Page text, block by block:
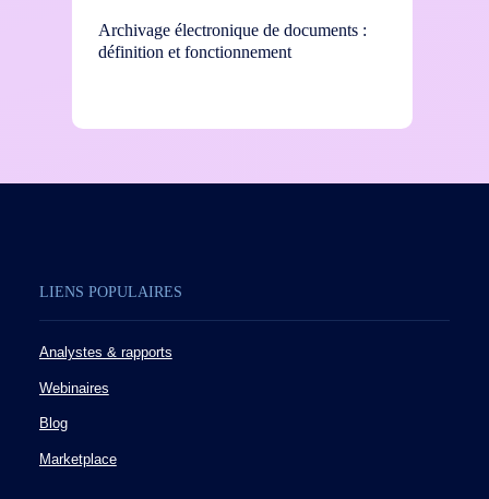
Archivage électronique de documents :
définition et fonctionnement
LIENS POPULAIRES
Analystes & rapports
Webinaires
Blog
Marketplace